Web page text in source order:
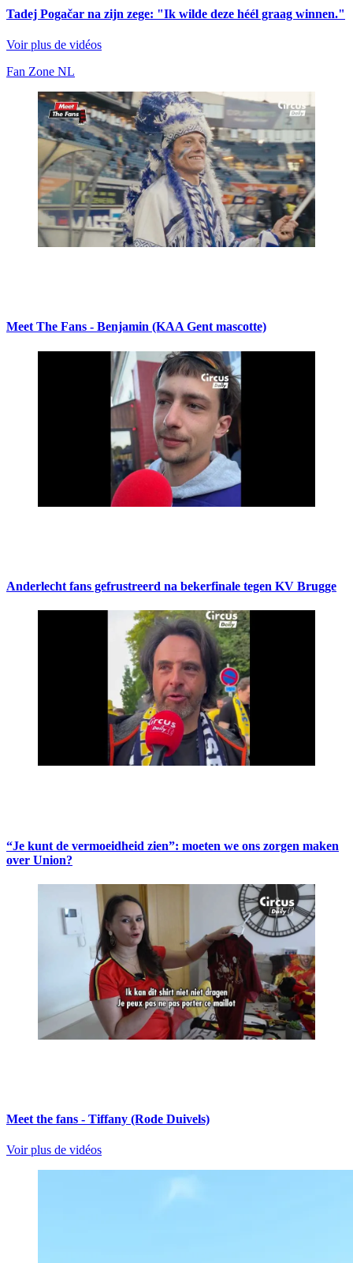
Tadej Pogačar na zijn zege: "Ik wilde deze héél graag winnen."
Voir plus de vidéos
Fan Zone NL
Meet The Fans - Benjamin (KAA Gent mascotte)
Anderlecht fans gefrustreerd na bekerfinale tegen KV Brugge
“Je kunt de vermoeidheid zien”: moeten we ons zorgen maken
over Union?
Meet the fans - Tiffany (Rode Duivels)
Voir plus de vidéos